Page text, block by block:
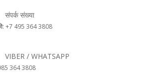
संपर्क संख्या
: +7 495 364 3808
VIBER / WHATSAPP
364 3808